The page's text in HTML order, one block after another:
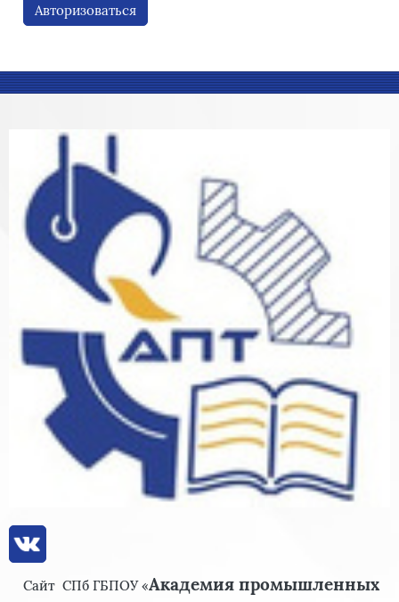
Авторизоваться
Блоки
Сайт СПб ГБПОУ «Академия промышленных